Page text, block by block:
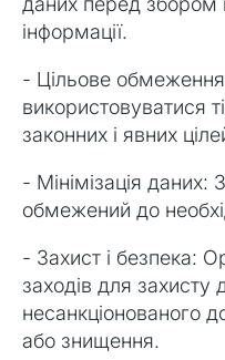
інформації.
- Цільове
використовуватися
законних і явних
- Мінімізація даних:
обмежений до
- Захист і безпека:
заходів для захисту
несанкціонованого
або знищення.